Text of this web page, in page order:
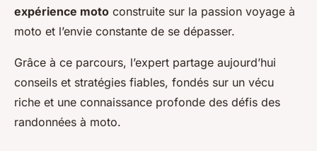
expérience moto construite sur la passion voyage à
moto et l’envie constante de se dépasser.
Grâce à ce parcours, l’expert partage aujourd’hui
conseils et stratégies fiables, fondés sur un vécu
riche et une connaissance profonde des défis des
randonnées à moto.